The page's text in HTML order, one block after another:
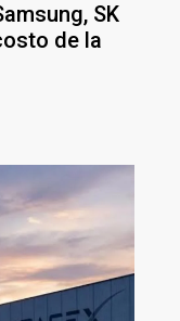
SK
de la